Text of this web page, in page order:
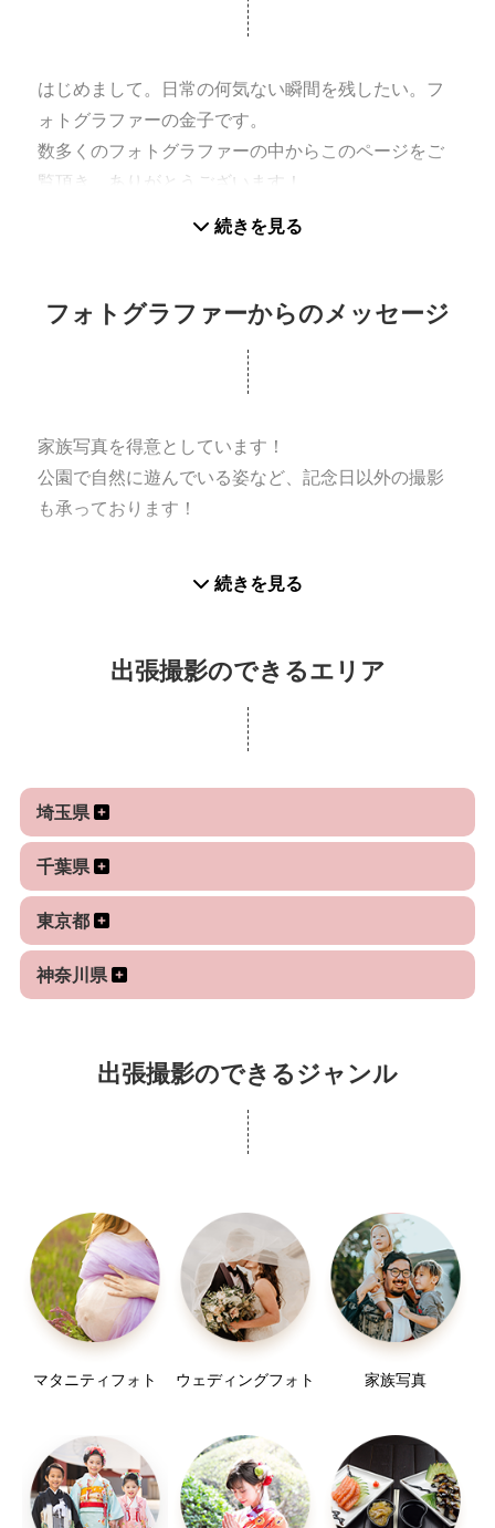
はじめまして。日常の何気ない瞬間を残したい。フ
ォトグラファーの金子です。
数多くのフォトグラファーの中からこのページをご
覧頂き、ありがとうございます！
2019年から活動をしておりますが、カメラ歴は長い
ので、お気軽にご相談ください！
バースディフォト、ファミリーフォト、お宮参り、
今まで250件以上の実績がございますので、お気軽に
成人式、プロフィール撮影（SNS等用途）も承って
おります。
朝が得意な人向けに、おすすめの朝活撮影プランを
お時間は、先行順とさせて
いただきますが、お気軽に何でもご相談下さい。
撮影禁止の場所や撮影許可が必要な場合もあります
ので事前にご相談ください。
神社様はご祈祷中NGの場所が多いですが、稀に撮影
できることもございます。
事前にご確認ください。
【撮影内容について】
スポットの提案と相談を行ってから撮影を開始しま
る場合には、
フォトグラファー分についても、ご負担をお願い申
し上げます。
◆使用機材
【カメラ】
Canon EOS R6 MarkII
続きを見る
フォトグラファーからのメッセージ
家族写真を得意としています！
公園で自然に遊んでいる姿など、記念日以外の撮影
も承っております！
レビューによるお客様の声
---------------------------------------------------------------------------
できあがった写真はどれも本当に素敵で、また大切
嬉しく思っています。個人的には、写真が苦手な両
親の柔らかい表情を切り取って
いただけたことが、とても嬉しかったです。
この方にお任せすれば、絶対に満足する写真がいた
だける！と信頼しているフォト
グラファーさんです。今後とも、家族写真の撮影の
際にはよろしくお願いいたします。
---------------------------------------------------------------------------
---------
ありがとうございました！！見てて、嬉しくて楽し
くらい素敵なお写真ばかりで！！本当にありがとう
シーンはほんとにもう笑顔満開で笑い声が聞こえて
せて頂く前から、予約後も、当日も、
その後も、金子さんとても親切で優しくて丁寧に接
してくださって本当に嬉しかった
ですし安心できました。本当に本当にありがとうご
ざいました！！！
---------------------------------------------------------------------------
七五三のお写真取りをしていただきました。お写真
用のアイテムや子どもをあやす
小道具もご準備いただき、こどもは終始安心してご
続きを見る
出張撮影のできるエリア
埼玉県
千葉県
東京都
神奈川県
出張撮影のできるジャンル
マタニティフォト ウェディングフォト 家族写真